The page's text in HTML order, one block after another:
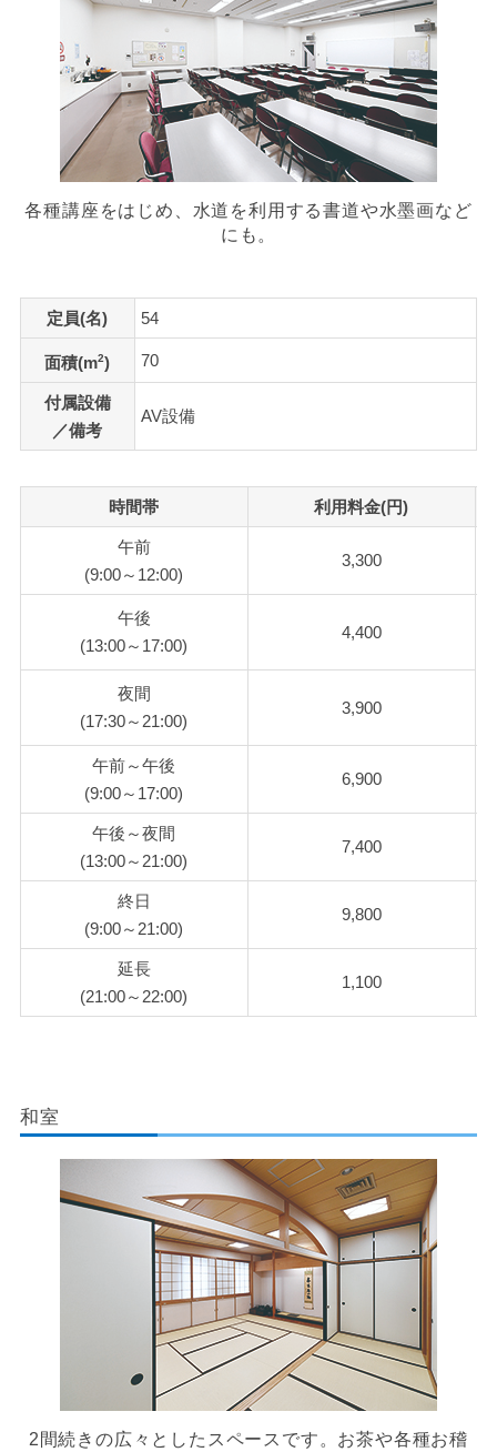
各種講座をはじめ、水道を利用する書道や水墨画など
にも。
定員(名) 54
面積(m2) 70
付属設備
／備考
AV設備
時間帯 利用料金(円)
午前
(9:00～12:00)
3,300
午後
(13:00～17:00)
4,400
夜間
(17:30～21:00)
3,900
午前～午後
(9:00～17:00)
6,900
午後～夜間
(13:00～21:00)
7,400
終日
(9:00～21:00)
9,800
延長
(21:00～22:00)
1,100
和室
2間続きの広々としたスペースです。お茶や各種お稽